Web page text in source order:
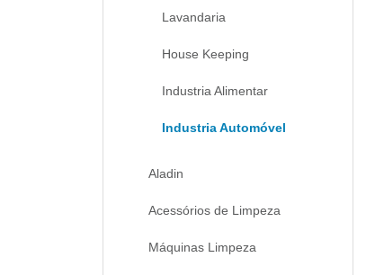
Lavandaria
House Keeping
Industria Alimentar
Industria Automóvel
Aladin
Acessórios de Limpeza
Máquinas Limpeza